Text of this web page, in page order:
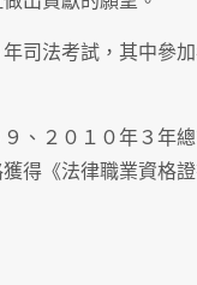
司法考試，其中參
、２０１０年３年
得《法律職業資格